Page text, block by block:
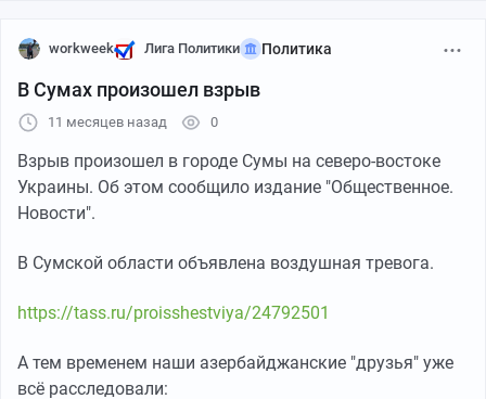
workweek Лига Политики Политика
В Сумах произошел взрыв
11 месяцев назад 0
Взрыв произошел в городе Сумы на северо-востоке
Украины. Об этом сообщило издание "Общественное.
Новости".
В Сумской области объявлена воздушная тревога.
https://tass.ru/proisshestviya/24792501
А тем временем наши азербайджанские "друзья" уже
всё расследовали: